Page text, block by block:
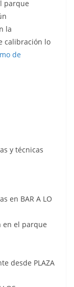
parque
la
calibración lo
de
y técnicas
en BAR A LO
en el parque
desde PLAZA